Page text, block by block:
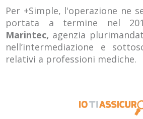
Per +Simple, l'operazione ne
portata a termine nel
Marintec, agenzia
nell’intermediazione e
relativi a professioni mediche.